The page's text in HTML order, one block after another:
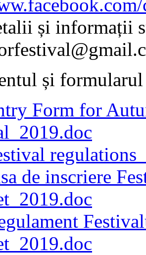
și informații
și
Form for
de inscriere